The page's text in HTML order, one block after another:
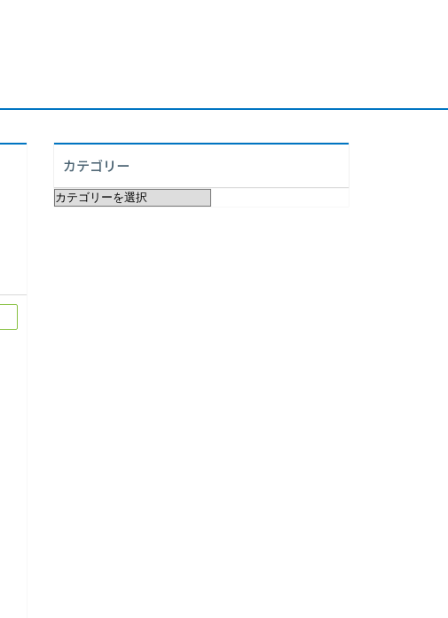
カテゴリー